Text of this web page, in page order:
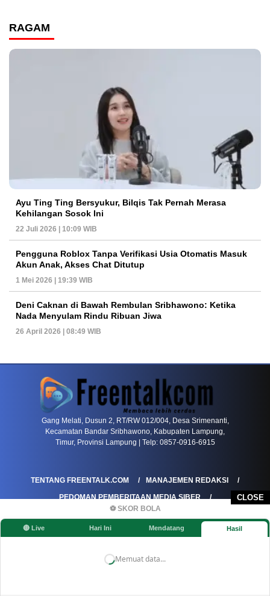
CLOSE
⚽ SKOR BOLA
🔴 Live Hari Ini Mendatang Hasil
Memuat data...
RAGAM
Ayu Ting Ting Bersyukur, Bilqis Tak Pernah Merasa
Kehilangan Sosok Ini
22 Juli 2026 | 10:09 WIB
Pengguna Roblox Tanpa Verifikasi Usia Otomatis Masuk
Akun Anak, Akses Chat Ditutup
1 Mei 2026 | 19:39 WIB
Deni Caknan di Bawah Rembulan Sribhawono: Ketika
Nada Menyulam Rindu Ribuan Jiwa
26 April 2026 | 08:49 WIB
Gang Melati, Dusun 2, RT/RW 012/004, Desa Srimenanti,
Kecamatan Bandar Sribhawono, Kabupaten Lampung,
Timur, Provinsi Lampung | Telp: 0857-0916-6915
TENTANG FREENTALK.COM
MANAJEMEN REDAKSI
PEDOMAN PEMBERITAAN MEDIA SIBER
PEDOMAN PEMBERITAAN RAMAH ANAK
KOREKSI & KLARIFIKASI
KEBIJAKAN IKLAN / ADVERTORIAL